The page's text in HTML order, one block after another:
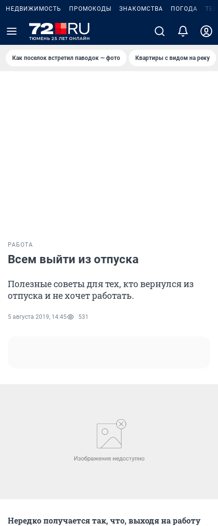
НЕДВИЖИМОСТЬ ПРОМОКОДЫ ЗНАКОМСТВА ПОГОДА
Как поселок встретил паводок — фото Квартиры с видом на реку
РАБОТА
Всем выйти из отпуска
Полезные советы для тех, кто вернулся из
отпуска и не хочет работать.
5 августа 2019, 14:45 531
Нередко получается так, что, выходя на работу